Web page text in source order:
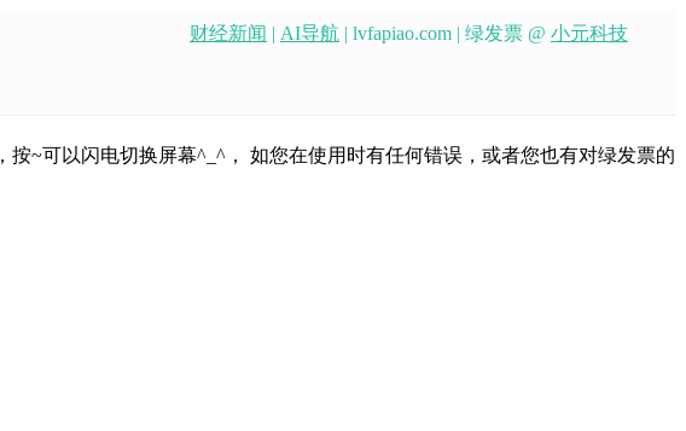
财经新闻 | AI导航 | lvfapiao.com | 绿发票 @ 小元科技
，按~可以闪电切换屏幕^_^， 如您在使用时有任何错误，或者您也有对绿发票的